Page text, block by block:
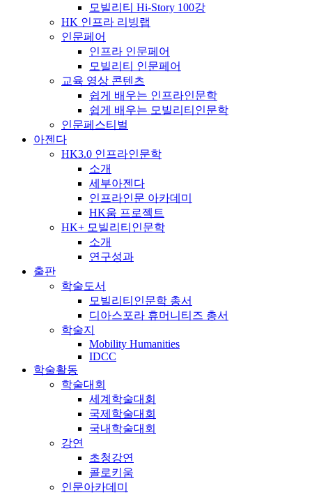
모빌리티 Hi-Story 100강
HK 인프라 리빙랩
인문페어
인프라 인문페어
모빌리티 인문페어
교육 영상 콘텐츠
쉽게 배우는 인프라인문학
쉽게 배우는 모빌리티인문학
인문페스티벌
아젠다
HK3.0 인프라인문학
소개
세부아젠다
인프라인문 아카데미
HK움 프로젝트
HK+ 모빌리티인문학
소개
연구성과
출판
학술도서
모빌리티인문학 총서
디아스포라 휴머니티즈 총서
학술지
Mobility Humanities
IDCC
학술활동
학술대회
세계학술대회
국제학술대회
국내학술대회
강연
초청강연
콜로키움
인문아카데미